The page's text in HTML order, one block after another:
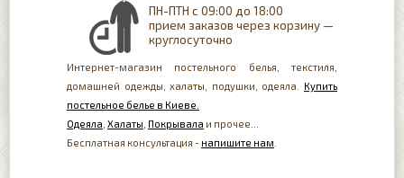
ПН-ПТН с 09:00 до 18:00
прием заказов через корзину —
круглосуточно
Интернет-магазин постельного белья, текстиля,
домашней одежды, халаты, подушки, одеяла. Купить
постельное белье в Киеве.
Одеяла Халаты Покрывала и прочее...
Бесплатная консультация - напишите нам